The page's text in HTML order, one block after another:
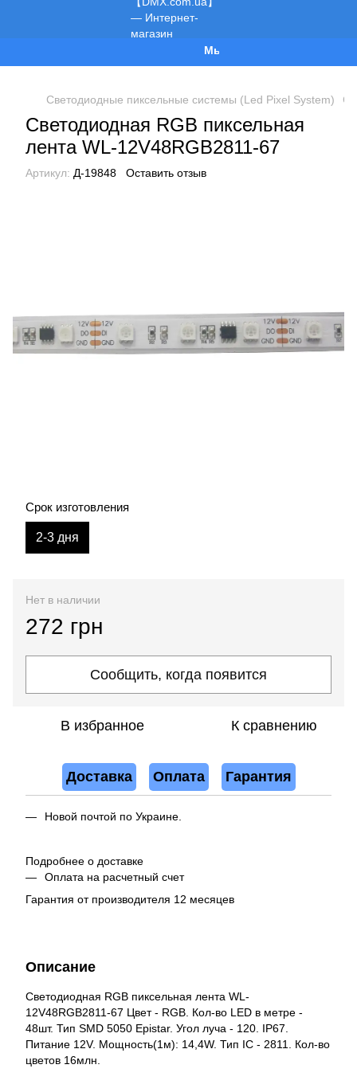
Мы работаем!
Светодиодные пиксельные системы (Led Pixel System)
Светодиодная RGB пиксельная
лента WL-12V48RGB2811-67
Артикул: Д-19848 Оставить отзыв
Срок изготовления
2-3 дня
Нет в наличии
272 грн
Сообщить, когда появится
В избранное К сравнению
Доставка Оплата Гарантия
Новой почтой по Украине.
Подробнее о доставке
Оплата на расчетный счет
Гарантия от производителя 12 месяцев
Описание
Светодиодная RGB пиксельная лента WL-
12V48RGB2811-67 Цвет - RGB. Кол-во LED в метре -
48шт. Тип SMD 5050 Epistar. Угол луча - 120. IP67.
Питание 12V. Мощность(1м): 14,4W. Тип IC - 2811. Кол-во
цветов 16млн.